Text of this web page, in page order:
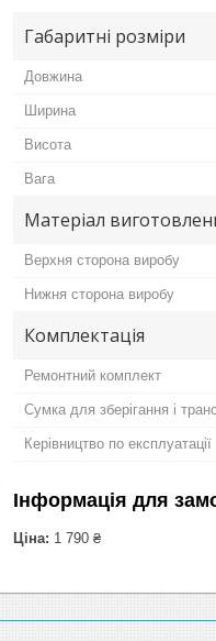
Габаритні розміри
Довжина
Ширина
Висота
Вага
Матеріал
Верхня сторона виробу
Нижня сторона виробу
Комплектація
Ремонтний комплект
Сумка для зберігання і
Керівництво по експлуатації
Інформація для
Ціна: 1 790 ₴